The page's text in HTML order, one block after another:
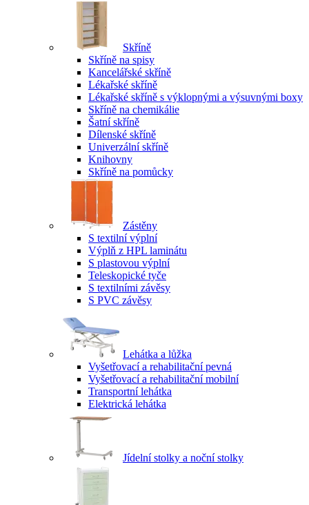
Skříně
Skříně na spisy
Kancelářské skříně
Lékařské skříně
Lékařské skříně s výklopnými a výsuvnými boxy
Skříně na chemikálie
Šatní skříně
Dílenské skříně
Univerzální skříně
Knihovny
Skříně na pomůcky
Zástěny
S textilní výplní
Výplň z HPL laminátu
S plastovou výplní
Teleskopické tyče
S textilními závěsy
S PVC závěsy
Lehátka a lůžka
Vyšetřovací a rehabilitační pevná
Vyšetřovací a rehabilitační mobilní
Transportní lehátka
Elektrická lehátka
Jídelní stolky a noční stolky